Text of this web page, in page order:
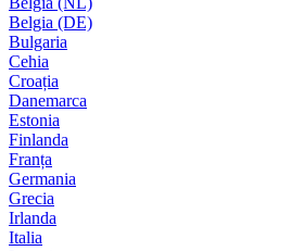
Belgia (DE)
Bulgaria
Cehia
Croația
Danemarca
Estonia
Finlanda
Franța
Germania
Grecia
Irlanda
Italia